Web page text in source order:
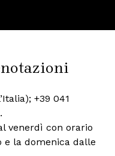
+39 041
venerdì con orario
e la domenica dalle